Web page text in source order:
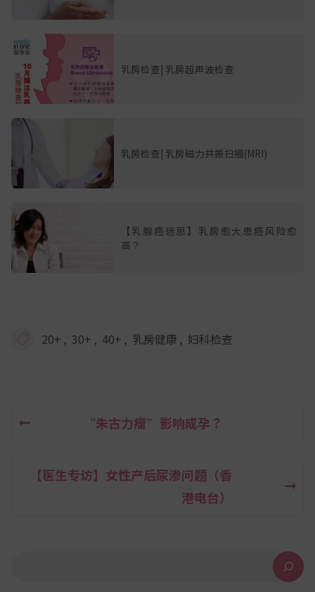
乳房检查| 乳房超声波检查
乳房检查| 乳房磁力共振扫描(MRI)
【乳腺癌迷思】乳房愈大患癌风险愈
高？
20+ , 30+ , 40+ , 乳房健康 , 妇科检查
“朱古力瘤”影响成孕？
【医生专访】女性产后尿渗问题（香
港电台）